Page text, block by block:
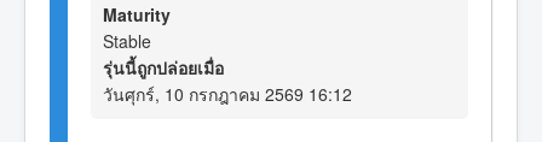
Maturity
Stable
รุ่นนี้ถูกปล่อยเมื่อ
วันศุกร์, 10 กรกฎาคม 2569 16:12